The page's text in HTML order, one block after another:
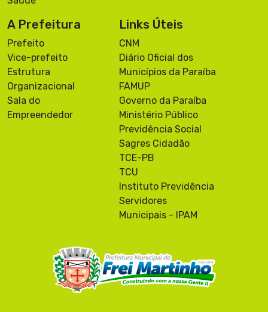
A Prefeitura
Prefeito
Vice-prefeito
Estrutura
Organizacional
Sala do
Empreendedor
Links Úteis
CNM
Diário Oficial dos
Municípios da Paraíba
FAMUP
Governo da Paraíba
Ministério Público
Previdência Social
Sagres Cidadão
TCE-PB
TCU
Instituto Previdência
Servidores
Municipais - IPAM